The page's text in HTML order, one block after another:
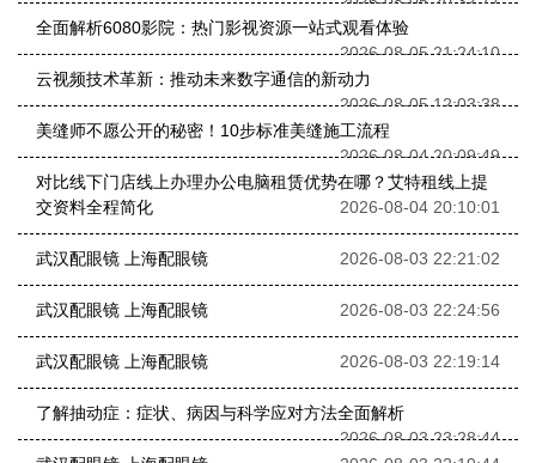
全面解析6080影院：热门影视资源一站式观看体验
2026-08-05 21:24:10
云视频技术革新：推动未来数字通信的新动力
2026-08-05 12:03:38
美缝师不愿公开的秘密！10步标准美缝施工流程
2026-08-04 20:09:49
对比线下门店线上办理办公电脑租赁优势在哪？艾特租线上提
交资料全程简化
2026-08-04 20:10:01
武汉配眼镜 上海配眼镜 2026-08-03 22:21:02
武汉配眼镜 上海配眼镜 2026-08-03 22:24:56
武汉配眼镜 上海配眼镜 2026-08-03 22:19:14
了解抽动症：症状、病因与科学应对方法全面解析
2026-08-03 23:28:44